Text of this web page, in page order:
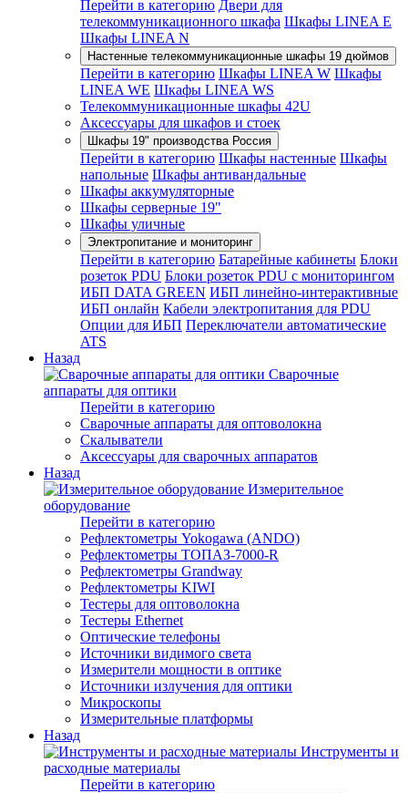
Перейти в категорию Двери для
телекоммуникационного шкафа Шкафы LINEA E
Шкафы LINEA N
Настенные телекоммуникационные шкафы 19 дюймов
Перейти в категорию Шкафы LINEA W Шкафы
LINEA WE Шкафы LINEA WS
Телекоммуникационные шкафы 42U
Аксессуары для шкафов и стоек
Шкафы 19" производства Россия
Перейти в категорию Шкафы настенные Шкафы
напольные Шкафы антивандальные
Шкафы аккумуляторные
Шкафы серверные 19"
Шкафы уличные
Электропитание и мониторинг
Перейти в категорию Батарейные кабинеты Блоки
розеток PDU Блоки розеток PDU с мониторингом
ИБП DATA GREEN ИБП линейно-интерактивные
ИБП онлайн Кабели электропитания для PDU
Опции для ИБП Переключатели автоматические
ATS
Назад
Сварочные
аппараты для оптики
Перейти в категорию
Сварочные аппараты для оптоволокна
Скалыватели
Аксессуары для сварочных аппаратов
Назад
Измерительное
оборудование
Перейти в категорию
Рефлектометры Yokogawa (ANDO)
Рефлектометры ТОПАЗ-7000-R
Рефлектометры Grandway
Рефлектометры KIWI
Тестеры для оптоволокна
Тестеры Ethernet
Оптические телефоны
Источники видимого света
Измерители мощности в оптике
Источники излучения для оптики
Микроскопы
Измерительные платформы
Назад
Инструменты и
расходные материалы
Перейти в категорию